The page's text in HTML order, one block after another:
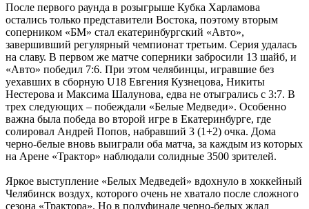
После первого раунда в розыгрыше Кубка Харламова
остались только представители Востока, поэтому вторым
соперником «БМ» стал екатеринбургский «Авто»,
завершивший регулярный чемпионат третьим. Серия удалась
на славу. В первом же матче соперники забросили 13 шайб, и
«Авто» победил 7:6. При этом челябинцы, игравшие без
уехавших в сборную U18 Евгения Кузнецова, Никиты
Нестерова и Максима Шалунова, едва не отыгрались с 3:7. В
трех следующих – побеждали «Белые Медведи». Особенно
важна была победа во второй игре в Екатеринбурге, где
солировал Андрей Попов, набравший 3 (1+2) очка. Дома
черно-белые вновь выиграли оба матча, за каждым из которых
на Арене «Трактор» наблюдали солидные 3500 зрителей.
Яркое выступление «Белых Медведей» вдохнуло в хоккейный
Челябинск воздух, которого очень не хватало после сложного
сезона «Трактора». Но в полуфинале черно-белых ждал